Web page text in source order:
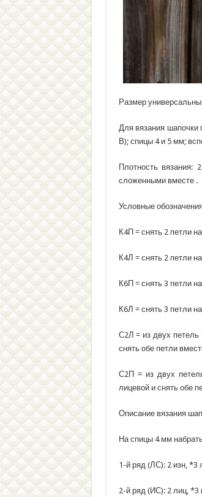
Размер
Для вязания шапочки
В); спицы 4 и 5 мм;
Плотность
сложенными вместе .
Условные
К4П = снять 2 петли
К4Л = снять 2 петли
К6П = снять 3 петли
К6Л = снять 3 петли
С2Л = из двух петель
снять обе петли
С2П = из двух
лицевой и снять обе
Описание вязания
На спицы 4 мм
1-й ряд (ЛС): 2 изн, *3
2-й ряд (ИС): 2 лиц, *3